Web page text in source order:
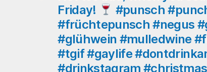
Friday!
#punsch
#früchtepunsch #negus
#glühwein #mulledwine
#tgif #gaylife
#drinkstagram